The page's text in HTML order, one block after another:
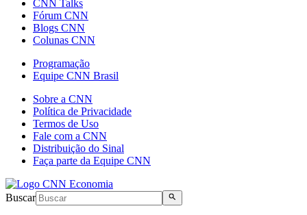
CNN Talks
Fórum CNN
Blogs CNN
Colunas CNN
Programação
Equipe CNN Brasil
Sobre a CNN
Política de Privacidade
Termos de Uso
Fale com a CNN
Distribuição do Sinal
Faça parte da Equipe CNN
Buscar